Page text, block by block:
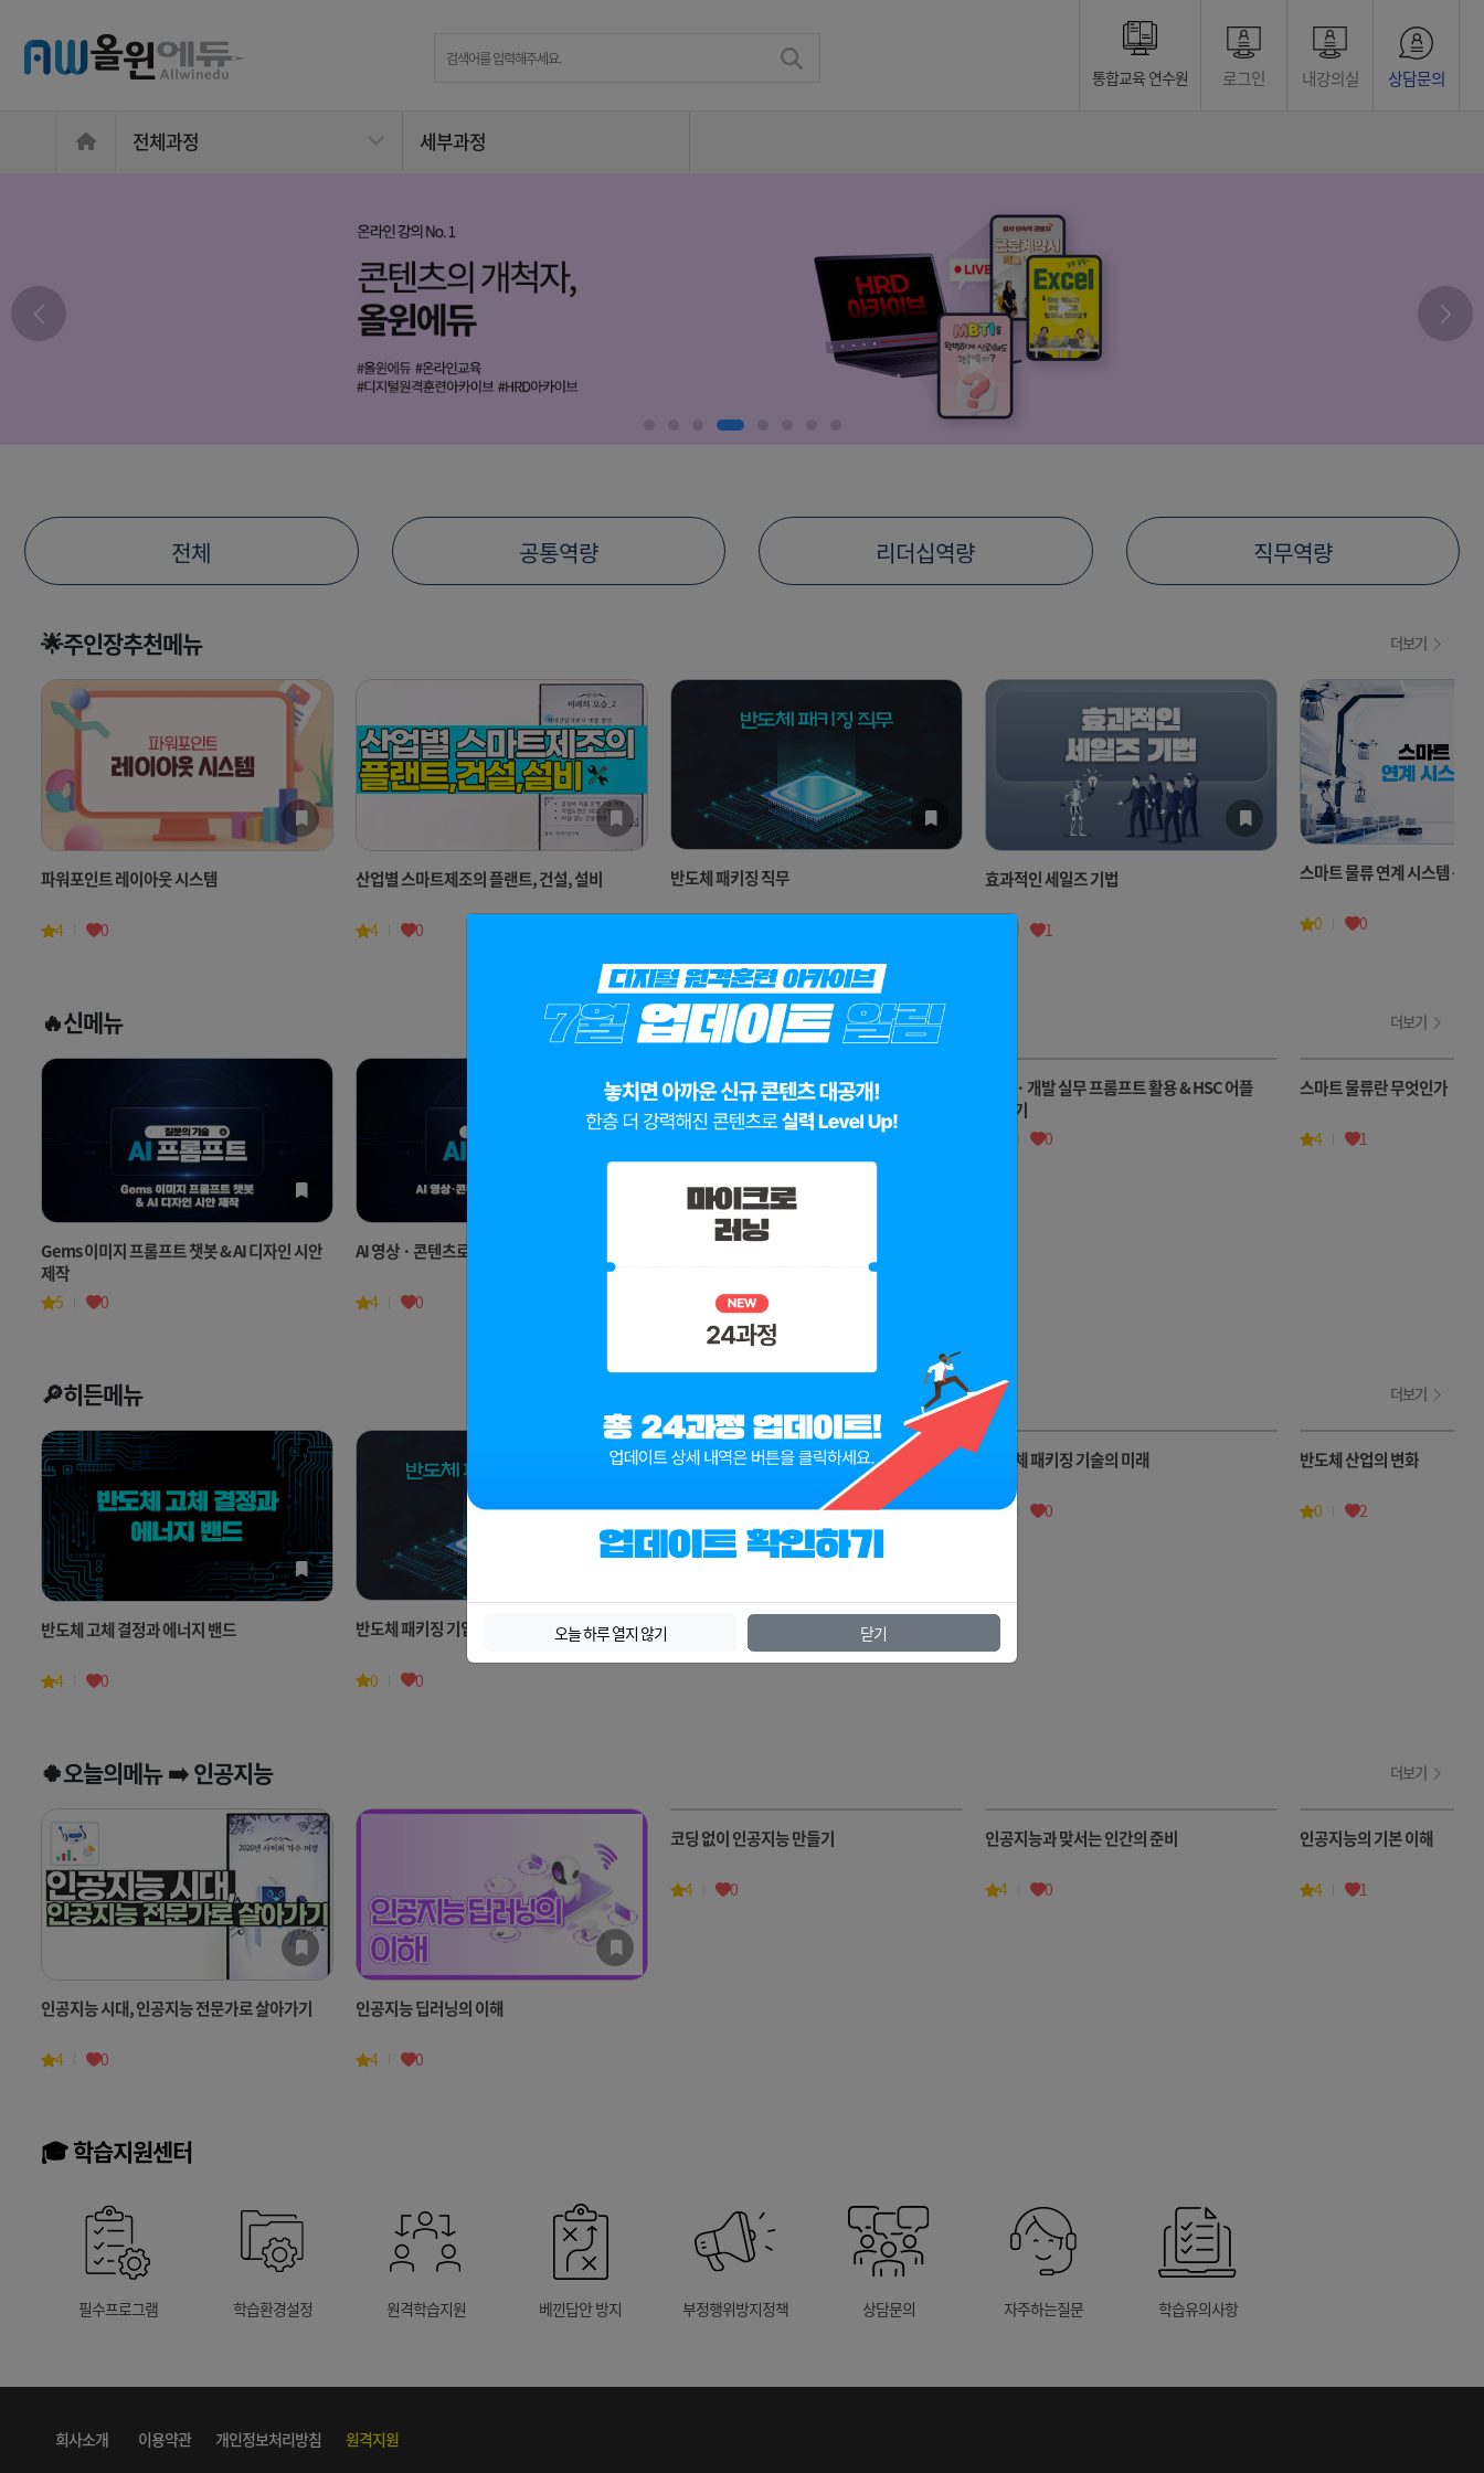
통합교육 연수원 로그인 내강의실 상담문의
오늘 하루 열지 않기 닫기
전체과정 세부과정
전체 공통역량 리더십역량 직무역량
🌟주인장추천메뉴 더보기
파워포인트 레이아웃 시스템
4 0
산업별 스마트제조의 플랜트, 건설, 설비
4 0
반도체 패키징 직무 효과적인 세일즈 기법
1
스마트 물류 연계 시스템 운용
0 0
🔥신메뉴 더보기
Gems 이미지 프롬프트 챗봇 & AI 디자인 시안
제작
5 0
AI 영상 · 콘텐츠로 홍보 캠페인 자동화
4 0
Apps Script로 인사 SOP 자동화 어플리케이션
만들기
기획 · 개발 실무 프롬프트 활용 & HSC 어플
만들기
0
스마트 물류란 무엇인가
4 1
🔎히든메뉴 더보기
반도체 고체 결정과 에너지 밴드
4 0
반도체 패키징 기업 전략
0 0
반도체 후공정의 변화
0 0
반도체 패키징 기술의 미래
5 0
반도체 산업의 변화
0 2
🍀오늘의메뉴 ➡️ 인공지능 더보기
인공지능 시대, 인공지능 전문가로 살아가기
4 0
인공지능 딥러닝의 이해
4 0
코딩 없이 인공지능 만들기
4 0
인공지능과 맞서는 인간의 준비
4 0
인공지능의 기본 이해
4 1
🎓 학습지원센터
필수프로그램 학습환경설정 원격학습지원 베낀답안 방지 부정행위방지정책 상담문의 자주하는질문 학습유의사항
회사소개 이용약관 개인정보처리방침 원격지원